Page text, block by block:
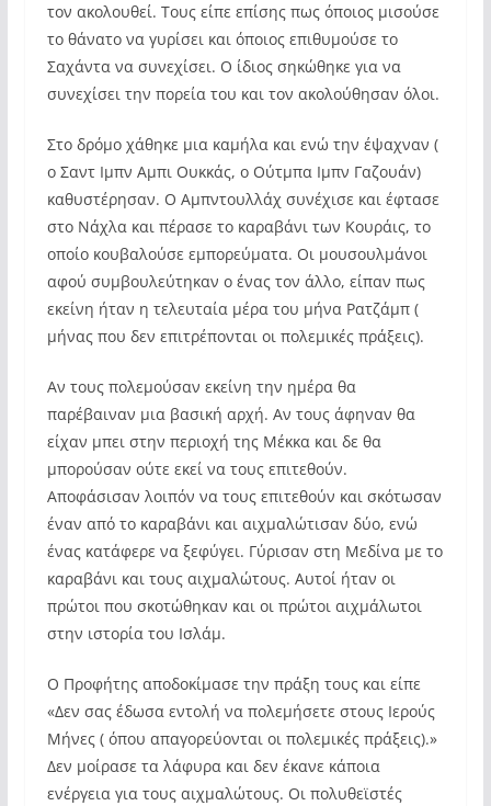
τον ακολουθεί. Τους είπε επίσης πως όποιος μισούσε
το θάνατο να γυρίσει και όποιος επιθυμούσε το
Σαχάντα να συνεχίσει. Ο ίδιος σηκώθηκε για να
συνεχίσει την πορεία του και τον ακολούθησαν όλοι.
Στο δρόμο χάθηκε μια καμήλα και ενώ την έψαχναν (
ο Σαντ Ιμπν Αμπι Ουκκάς, ο Ούτμπα Ιμπν Γαζουάν)
καθυστέρησαν. Ο Αμπντουλλάχ συνέχισε και έφτασε
στο Νάχλα και πέρασε το καραβάνι των Κουράις, το
οποίο κουβαλούσε εμπορεύματα. Οι μουσουλμάνοι
αφού συμβουλεύτηκαν ο ένας τον άλλο, είπαν πως
εκείνη ήταν η τελευταία μέρα του μήνα Ρατζάμπ (
μήνας που δεν επιτρέπονται οι πολεμικές πράξεις).
Αν τους πολεμούσαν εκείνη την ημέρα θα
παρέβαιναν μια βασική αρχή. Αν τους άφηναν θα
είχαν μπει στην περιοχή της Μέκκα και δε θα
μπορούσαν ούτε εκεί να τους επιτεθούν.
Αποφάσισαν λοιπόν να τους επιτεθούν και σκότωσαν
έναν από το καραβάνι και αιχμαλώτισαν δύο, ενώ
ένας κατάφερε να ξεφύγει. Γύρισαν στη Μεδίνα με το
καραβάνι και τους αιχμαλώτους. Αυτοί ήταν οι
πρώτοι που σκοτώθηκαν και οι πρώτοι αιχμάλωτοι
στην ιστορία του Ισλάμ.
Ο Προφήτης αποδοκίμασε την πράξη τους και είπε
«Δεν σας έδωσα εντολή να πολεμήσετε στους Ιερούς
Μήνες ( όπου απαγορεύονται οι πολεμικές πράξεις).»
Δεν μοίρασε τα λάφυρα και δεν έκανε κάποια
ενέργεια για τους αιχμαλώτους. Οι πολυθεϊστές